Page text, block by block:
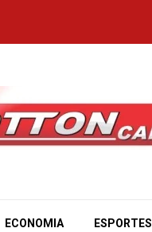
ECONOMIA ESPORTES